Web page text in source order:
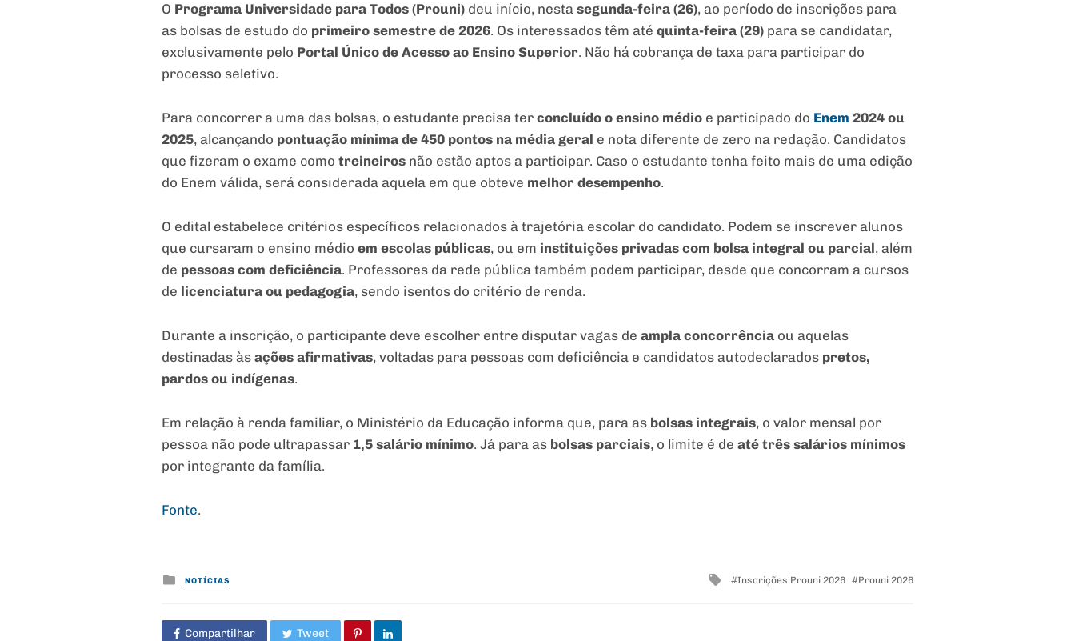
O Programa Universidade para Todos (Prouni) deu início, nesta segunda-feira (26), ao período de inscrições para
as bolsas de estudo do primeiro semestre de 2026. Os interessados têm até quinta-feira (29) para se candidatar,
exclusivamente pelo Portal Único de Acesso ao Ensino Superior. Não há cobrança de taxa para participar do
processo seletivo.
Para concorrer a uma das bolsas, o estudante precisa ter concluído o ensino médio e participado do Enem 2024 ou
2025, alcançando pontuação mínima de 450 pontos na média geral e nota diferente de zero na redação. Candidatos
que fizeram o exame como treineiros não estão aptos a participar. Caso o estudante tenha feito mais de uma edição
do Enem válida, será considerada aquela em que obteve melhor desempenho.
O edital estabelece critérios específicos relacionados à trajetória escolar do candidato. Podem se inscrever alunos
que cursaram o ensino médio em escolas públicas, ou em instituições privadas com bolsa integral ou parcial, além
de pessoas com deficiência. Professores da rede pública também podem participar, desde que concorram a cursos
de licenciatura ou pedagogia, sendo isentos do critério de renda.
Durante a inscrição, o participante deve escolher entre disputar vagas de ampla concorrência ou aquelas
destinadas às ações afirmativas, voltadas para pessoas com deficiência e candidatos autodeclarados pretos,
pardos ou indígenas.
Em relação à renda familiar, o Ministério da Educação informa que, para as bolsas integrais, o valor mensal por
pessoa não pode ultrapassar 1,5 salário mínimo. Já para as bolsas parciais, o limite é de até três salários mínimos
por integrante da família.
Fonte.
Posted
in
NOTÍCIAS
Tagged
Inscrições Prouni 2026 Prouni 2026
Compartilhar Tweet